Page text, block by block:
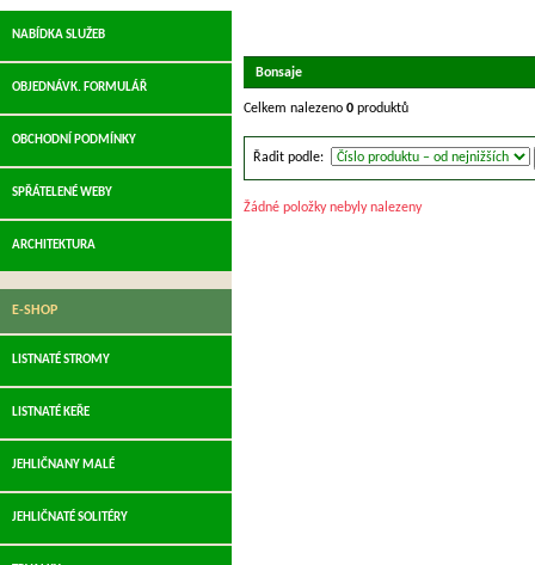
Bonsaje
Celkem nalezeno 0 produktů
Řadit podle:
Žádné položky nebyly nalezeny
NABÍDKA SLUŽEB
OBJEDNÁVK. FORMULÁŘ
OBCHODNÍ PODMÍNKY
SPŘÁTELENÉ WEBY
ARCHITEKTURA
E-SHOP
LISTNATÉ STROMY
LISTNATÉ KEŘE
JEHLIČNANY MALÉ
JEHLIČNATÉ SOLITÉRY